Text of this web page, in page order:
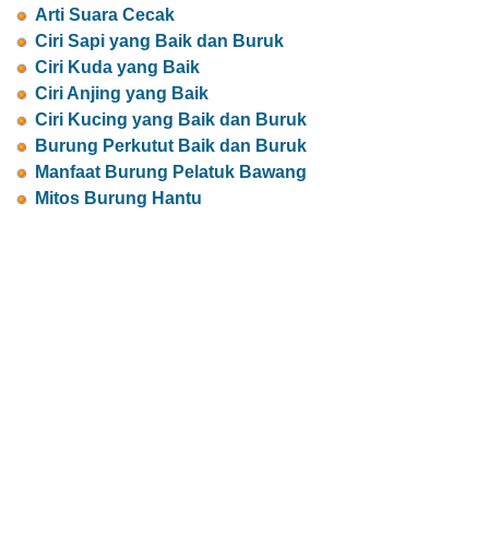
Arti Suara Cecak
Ciri Sapi yang Baik dan Buruk
Ciri Kuda yang Baik
Ciri Anjing yang Baik
Ciri Kucing yang Baik dan Buruk
Burung Perkutut Baik dan Buruk
Manfaat Burung Pelatuk Bawang
Mitos Burung Hantu